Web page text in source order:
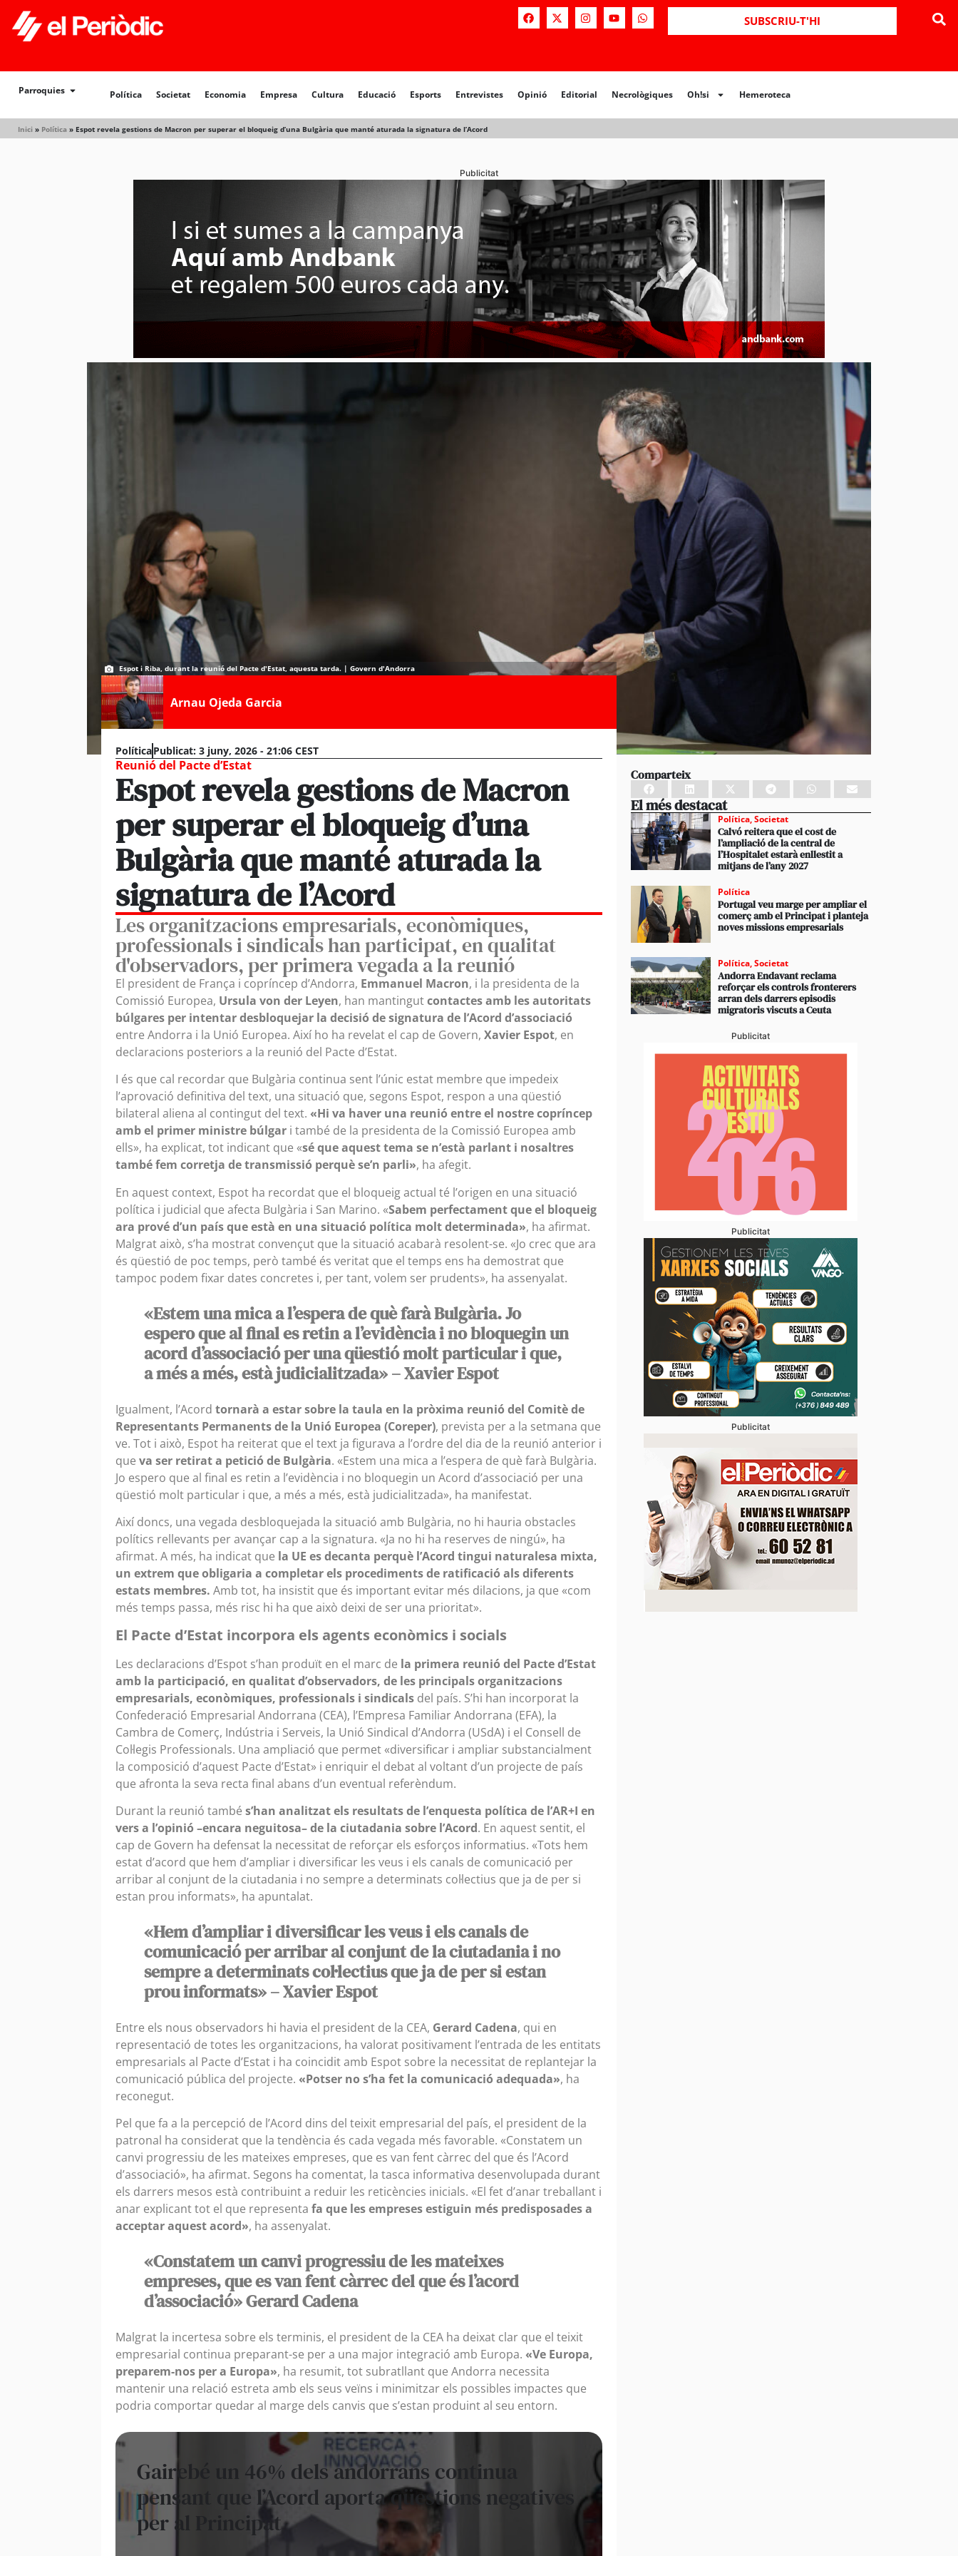
SUBSCRIU-T'HI
Parroquies Política Societat Economia Empresa Cultura Educació Esports Entrevistes Opinió Editorial Necrològiques Oh!si Hemeroteca
Inici » Política » Espot revela gestions de Macron per superar el bloqueig d’una Bulgària que manté aturada la signatura de l’Acord
Publicitat
Espot i Riba, durant la reunió del Pacte d'Estat, aquesta tarda. | Govern d'Andorra
Arnau Ojeda Garcia
PolíticaPublicat: 3 juny, 2026 - 21:06 CEST
Reunió del Pacte d’Estat
Espot revela gestions de Macron
per superar el bloqueig d’una
Bulgària que manté aturada la
signatura de l’Acord
Les organitzacions empresarials, econòmiques,
professionals i sindicals han participat, en qualitat
d'observadors, per primera vegada a la reunió
El president de França i copríncep d’Andorra, Emmanuel Macron, i la presidenta de la
Comissió Europea, Ursula von der Leyen, han mantingutcontactes amb les autoritats
búlgares per intentar desbloquejar la decisió de signatura de l’Acord d’associació
entre Andorra i la Unió Europea. Així ho ha revelat el cap de Govern, Xavier Espot, en
declaracions posteriors a la reunió del Pacte d’Estat.
I és que cal recordar que Bulgària continua sent l’únic estat membre que impedeix
l’aprovació definitiva del text, una situació que, segons Espot, respon a una qüestió
bilateral aliena al contingut del text. «Hi va haver una reunió entre el nostre copríncep
amb el primer ministre búlgar i també de la presidenta de la Comissió Europea amb
ells», ha explicat, tot indicant que «sé que aquest tema se n’està parlant i nosaltres
també fem corretja de transmissió perquè se’n parli», ha afegit.
En aquest context, Espot ha recordat que el bloqueig actual té l’origen en una situació
política i judicial que afecta Bulgària i San Marino. «Sabem perfectament que el bloqueig
ara prové d’un país que està en una situació política molt determinada», ha afirmat.
Malgrat això, s’ha mostrat convençut que la situació acabarà resolent-se. «Jo crec que ara
és qüestió de poc temps, però també és veritat que el temps ens ha demostrat que
tampoc podem fixar dates concretes i, per tant, volem ser prudents», ha assenyalat.
«Estem una mica a l’espera de què farà Bulgària. Jo
espero que al final es retin a l’evidència i no bloquegin un
acord d’associació per una qüestió molt particular i que,
a més a més, està judicialitzada» – Xavier Espot
Igualment, l’Acord tornarà a estar sobre la taula en la pròxima reunió del Comitè de
Representants Permanents de la Unió Europea (Coreper), prevista per a la setmana que
ve. Tot i això, Espot ha reiterat que el text ja figurava a l’ordre del dia de la reunió anterior i
que va ser retirat a petició de Bulgària. «Estem una mica a l’espera de què farà Bulgària.
Jo espero que al final es retin a l’evidència i no bloquegin un Acord d’associació per una
qüestió molt particular i que, a més a més, està judicialitzada», ha manifestat.
Així doncs, una vegada desbloquejada la situació amb Bulgària, no hi hauria obstacles
polítics rellevants per avançar cap a la signatura. «Ja no hi ha reserves de ningú», ha
afirmat. A més, ha indicat que la UE es decanta perquè l’Acord tingui naturalesa mixta,
un extrem que obligaria a completar els procediments de ratificació als diferents
estats membres. Amb tot, ha insistit que és important evitar més dilacions, ja que «com
més temps passa, més risc hi ha que això deixi de ser una prioritat».
El Pacte d’Estat incorpora els agents econòmics i socials
Les declaracions d’Espot s’han produït en el marc de la primera reunió del Pacte d’Estat
amb la participació, en qualitat d’observadors, de les principals organitzacions
empresarials, econòmiques, professionals i sindicals del país. S’hi han incorporat la
Confederació Empresarial Andorrana (CEA), l’Empresa Familiar Andorrana (EFA), la
Cambra de Comerç, Indústria i Serveis, la Unió Sindical d’Andorra (USdA) i el Consell de
Col·legis Professionals. Una ampliació que permet «diversificar i ampliar substancialment
la composició d’aquest Pacte d’Estat» i enriquir el debat al voltant d’un projecte de país
que afronta la seva recta final abans d’un eventual referèndum.
Durant la reunió també s’han analitzat els resultats de l’enquesta política de l’AR+I en
vers a l’opinió –encara neguitosa– de la ciutadania sobre l’Acord. En aquest sentit, el
cap de Govern ha defensat la necessitat de reforçar els esforços informatius. «Tots hem
estat d’acord que hem d’ampliar i diversificar les veus i els canals de comunicació per
arribar al conjunt de la ciutadania i no sempre a determinats col·lectius que ja de per si
estan prou informats», ha apuntalat.
«Hem d’ampliar i diversificar les veus i els canals de
comunicació per arribar al conjunt de la ciutadania i no
sempre a determinats col·lectius que ja de per si estan
prou informats» – Xavier Espot
Entre els nous observadors hi havia el president de la CEA, Gerard Cadena, qui en
representació de totes les organitzacions, ha valorat positivament l’entrada de les entitats
empresarials al Pacte d’Estat i ha coincidit amb Espot sobre la necessitat de replantejar la
comunicació pública del projecte. «Potser no s’ha fet la comunicació adequada», ha
reconegut.
Pel que fa a la percepció de l’Acord dins del teixit empresarial del país, el president de la
patronal ha considerat que la tendència és cada vegada més favorable. «Constatem un
canvi progressiu de les mateixes empreses, que es van fent càrrec del que és l’Acord
d’associació», ha afirmat. Segons ha comentat, la tasca informativa desenvolupada durant
els darrers mesos està contribuint a reduir les reticències inicials. «El fet d’anar treballant i
anar explicant tot el que representa fa que les empreses estiguin més predisposades a
acceptar aquest acord», ha assenyalat.
«Constatem un canvi progressiu de les mateixes
empreses, que es van fent càrrec del que és l’acord
d’associació» Gerard Cadena
Malgrat la incertesa sobre els terminis, el president de la CEA ha deixat clar que el teixit
empresarial continua preparant-se per a una major integració amb Europa. «Ve Europa,
preparem-nos per a Europa», ha resumit, tot subratllant que Andorra necessita
mantenir una relació estreta amb els seus veïns i minimitzar els possibles impactes que
podria comportar quedar al marge dels canvis que s’estan produint al seu entorn.
Gairebé un 46% dels andorrans continua
pensant que l’Acord aporta qüestions negatives
per al Principat
Comparteix
El més destacat
Política,Societat
Calvó reitera que el cost de
l’ampliació de la central de
l’Hospitalet estarà enllestit a
mitjans de l’any 2027
Política
Portugal veu marge per ampliar el
comerç amb el Principat i planteja
noves missions empresarials
Política,Societat
Andorra Endavant reclama
reforçar els controls fronterers
arran dels darrers episodis
migratoris viscuts a Ceuta
Publicitat
Publicitat
Publicitat